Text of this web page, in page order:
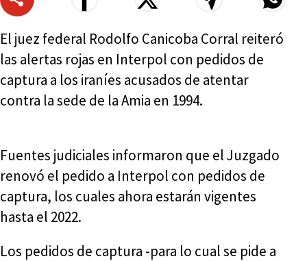
El juez federal Rodolfo Canicoba Corral reiteró
las alertas rojas en Interpol con pedidos de
captura a los iraníes acusados de atentar
contra la sede de la Amia en 1994.
Fuentes judiciales informaron que el Juzgado
renovó el pedido a Interpol con pedidos de
captura, los cuales ahora estarán vigentes
hasta el 2022.
Los pedidos de captura -para lo cual se pide a